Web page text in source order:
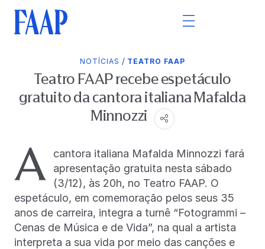
NOTÍCIAS / TEATRO FAAP
Teatro FAAP recebe espetáculo
gratuito da cantora italiana Mafalda
Minnozzi
A
cantora italiana Mafalda Minnozzi fará
apresentação gratuita nesta sábado
(3/12), às 20h, no Teatro FAAP. O
espetáculo, em comemoração pelos seus 35
anos de carreira, integra a turnê “Fotogrammi –
Cenas de Música e de Vida”, na qual a artista
interpreta a sua vida por meio das canções e